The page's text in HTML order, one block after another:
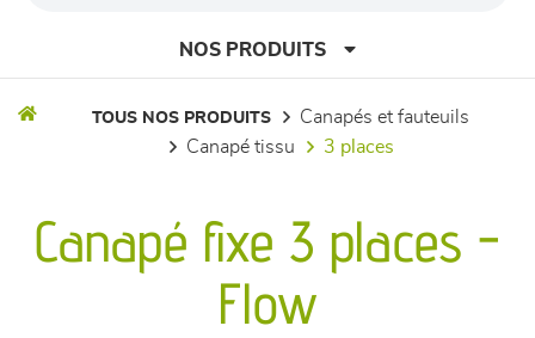
NOS PRODUITS
séjours
meubles de complément
TOUS NOS PRODUITS
canapés et fauteuils
canapé tissu
3 places
Canapé fixe 3 places -
Flow